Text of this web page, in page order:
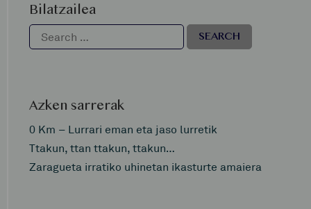
Bilatzailea
Azken sarrerak
0 Km – Lurrari eman eta jaso lurretik
Ttakun, ttan ttakun, ttakun…
Zaragueta irratiko uhinetan ikasturte amaiera